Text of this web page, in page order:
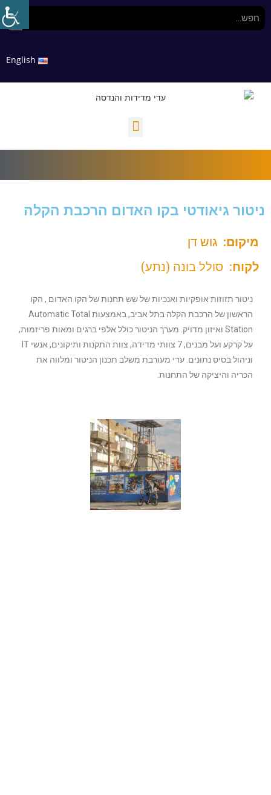
English
ניטור גיאודטי בקו האדום הרכבת הקלה
מיקום: גוש דן
לקוח: סולל בונה (נתע)
ניטור תזוזות אופקיות ואנכיות של שש תחנות של הקו האדום , הקו
הראשון של הרכבת הקלה בתל אביב, באמצעות Automatic Total
Station ואיזון מדויק. מערך הניטור כולל אלפי ברגים ומאות פריזמות,
על קרקע ועל מבנים, 7 צוותי מדידה, צוות התקנות ותיקונים, אנשי IT
וניהול בסיס נתונים. עדי מעורבת משלב תכנון הניטור ומלווה את
הכריה והיציקה של התחנות.